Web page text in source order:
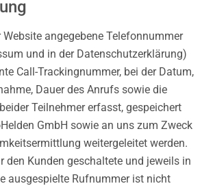
angegebene Telefonnummer
und in der Datenschutzerklärung)
Call-Trackingnummer, bei der Datum,
Dauer des Anrufs sowie die
Teilnehmer erfasst, gespeichert
GmbH sowie an uns zum Zweck
weitergeleitet werden.
den Kunden geschaltete und jeweils in
ausgespielte Rufnummer ist nicht